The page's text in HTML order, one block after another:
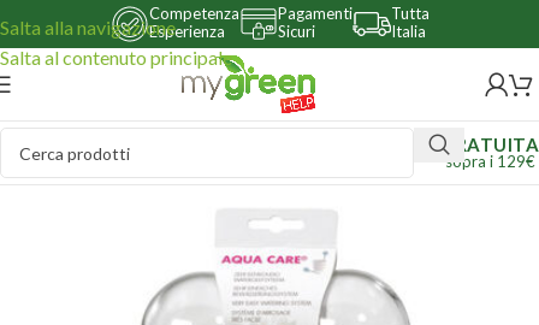
Salta alla navigazione
Salta al contenuto principale
Competenza
Esperienza
Pagamenti
Sicuri
Tutta
Italia
GRATUITA
sopra i 129€